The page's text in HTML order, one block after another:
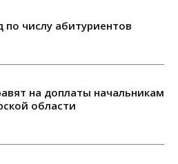
по числу абитуриентов
на доплаты начальникам
области